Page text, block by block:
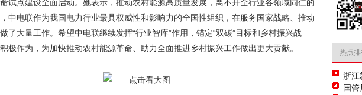
试点建设全面启动。她表示，推动农村能源高质量发展，离不开全行业各领域同仁的
中电联作为我国电力行业最具权威性和影响力的全国性组织，在服务国家战略、推动
了大量工作。希望中电联继续发挥“行业智库”作用，锚定“双碳”目标和乡村振兴战
极作为，为加快推动农村能源革命、助力全面推进乡村振兴工作做出更大贡献。
热点
浙江
国管